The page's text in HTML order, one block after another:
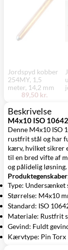
Jordspyd kobber
254MY, 1,5
meter, 14,2 mm
89,50 kr.
Beskrivelse
M4x10 ISO
Denne M4x10 ISO
rustfrit stål og har
kærv, hvilket sikrer
til en bred vifte af
og pålidelig løsning.
Type: Undersænket
Størrelse: M4x10
Standard: ISO
Materiale: Rustfrit
Gevind: Fuldt
Kærvtype: Pin Torx